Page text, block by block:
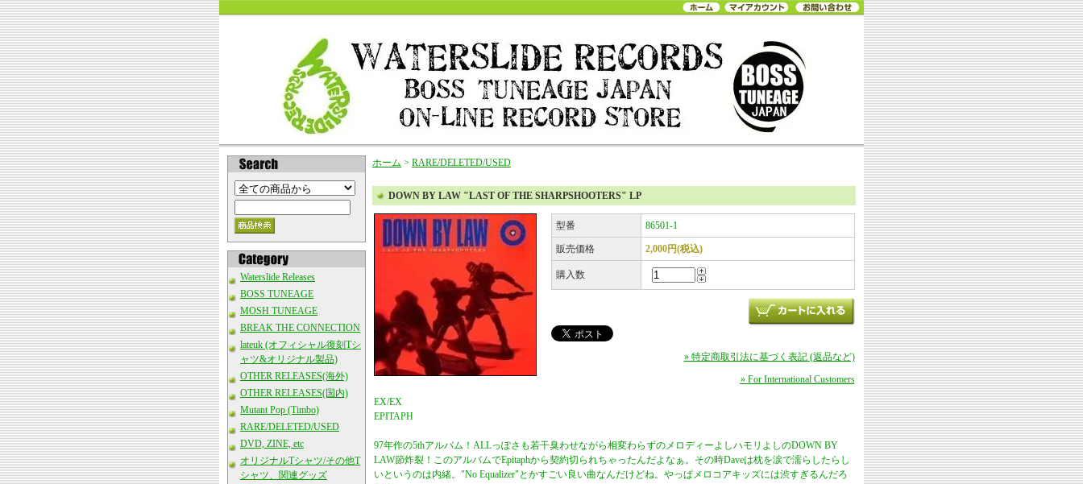
Waterslide Releases
BOSS TUNEAGE
MOSH TUNEAGE
BREAK THE CONNECTION
lateuk (オフィシャル復刻Tシ
ャツ&オリジナル製品)
OTHER RELEASES(海外)
OTHER RELEASES(国内)
Mutant Pop (Timbo)
RARE/DELETED/USED
DVD, ZINE, etc
オリジナルTシャツ/その他T
シャツ、関連グッズ
ホーム > RARE/DELETED/USED
DOWN BY LAW "LAST OF THE SHARPSHOOTERS" LP
型番 86501-1
販売価格 2,000円(税込)
購入数
» 特定商取引法に基づく表記 (返品など)
» For International Customers
EX/EX
EPITAPH
97年作の5thアルバム！ALLっぽさも若干臭わせながら相変わらずのメロディーよしハモリよしのDOWN BY
LAW節炸裂！このアルバムでEpitaphから契約切られちゃったんだよなぁ。その時Daveは枕を涙で濡らしたらし
いというのは内緒。"No Equalizer"とかすごい良い曲なんだけどね。やっぱメロコアキッズには渋すぎるんだろ